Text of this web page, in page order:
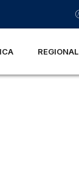
REGIONAL